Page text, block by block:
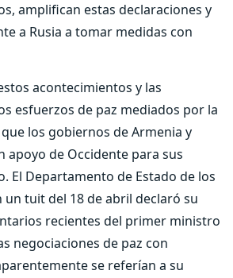
amplifican estas declaraciones y
a Rusia a tomar medidas con
acontecimientos y las
esfuerzos de paz mediados por la
los gobiernos de Armenia y
apoyo de Occidente para sus
El Departamento de Estado de los
un tuit del 18 de abril declaró su
recientes del primer ministro
negociaciones de paz con
se referían a su